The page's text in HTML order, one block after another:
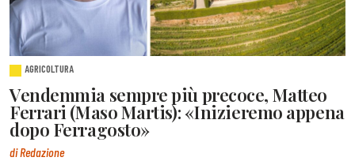
AGRICOLTURA
Vendemmia sempre più precoce, Matteo
Ferrari (Maso Martis): «Inizieremo appena
dopo Ferragosto»
di Redazione